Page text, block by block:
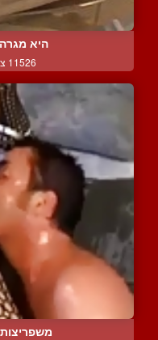
היא
11526 צפיות